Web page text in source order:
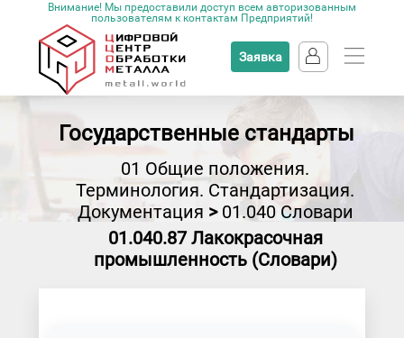
Внимание! Мы предоставили доступ всем авторизованным
пользователям к контактам Предприятий!
Заявка
Государственные стандарты
01 Общие положения.
Терминология. Стандартизация.
Документация > 01.040 Словари
01.040.87 Лакокрасочная
промышленность (Словари)